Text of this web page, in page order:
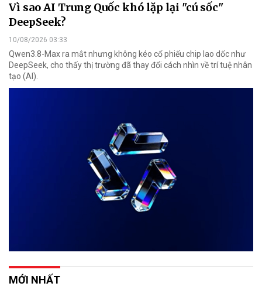
Vì sao AI Trung Quốc khó lặp lại "cú sốc"
DeepSeek?
10/08/2026 03:33
Qwen3.8-Max ra mắt nhưng không kéo cổ phiếu chip lao dốc như
DeepSeek, cho thấy thị trường đã thay đổi cách nhìn về trí tuệ nhân
tạo (AI).
MỚI NHẤT